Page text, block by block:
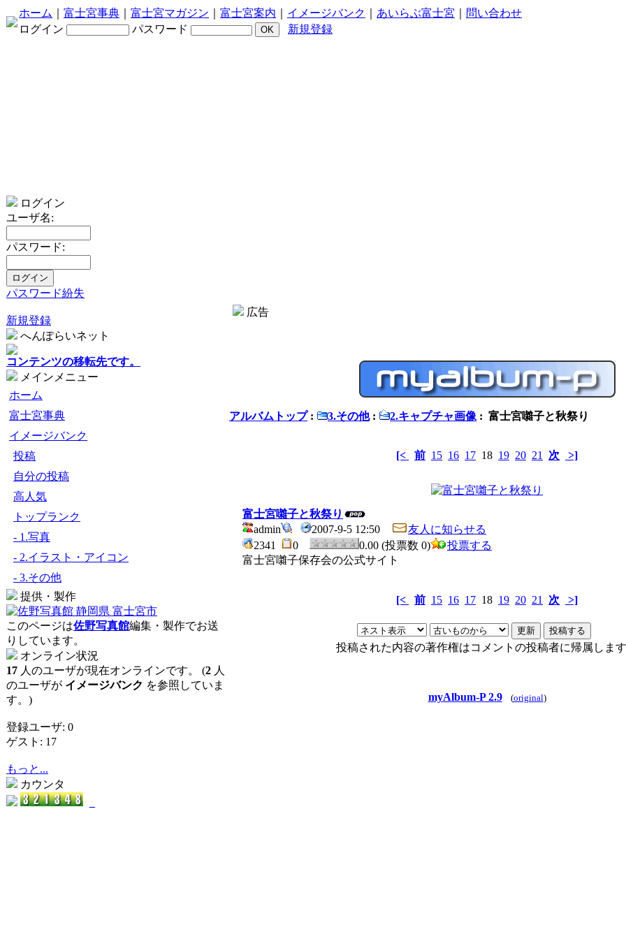
ホーム 富士宮事典 富士宮マガジン 富士宮案内 イメージバンク あいらぶ富士宮
問い合わせ
ログイン
パスワード 新規登録
ログイン
ユーザ名:
パスワード:
パスワード紛失
新規登録
へんぽらいネット
コンテンツの移転先です。
メインメニュー
ホーム
富士宮事典
イメージバンク
投稿
自分の投稿
高人気
トップランク
- 1.写真
- 2.イラスト・アイコン
- 3.その他
提供・製作
このページは佐野写真館編集・製作でお送
りしています。
オンライン状況
17 人のユーザが現在オンラインです。 (2 人
のユーザが イメージバンク を参照していま
す。)
登録ユーザ: 0
ゲスト: 17
もっと...
カウンタ
広告
アルバムトップ: 3.その他: 2.キャプチャ画像 : 富士宮囃子と秋祭り
[< 前 15 16 17 18 19 20 21 次 >]
富士宮囃子と秋祭り
admin
2007-9-5 12:50
友人に知らせる
2341
0 0.00 (投票数 0)
投票する
富士宮囃子保存会の公式サイト
[< 前 15 16 17 18 19 20 21 次 >]
投稿された内容の著作権はコメントの投稿者に帰属します
myAlbum-P 2.9 (original)